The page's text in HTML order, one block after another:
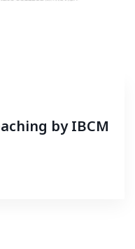
by IBCM